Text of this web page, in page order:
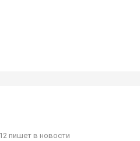
пишет в новости